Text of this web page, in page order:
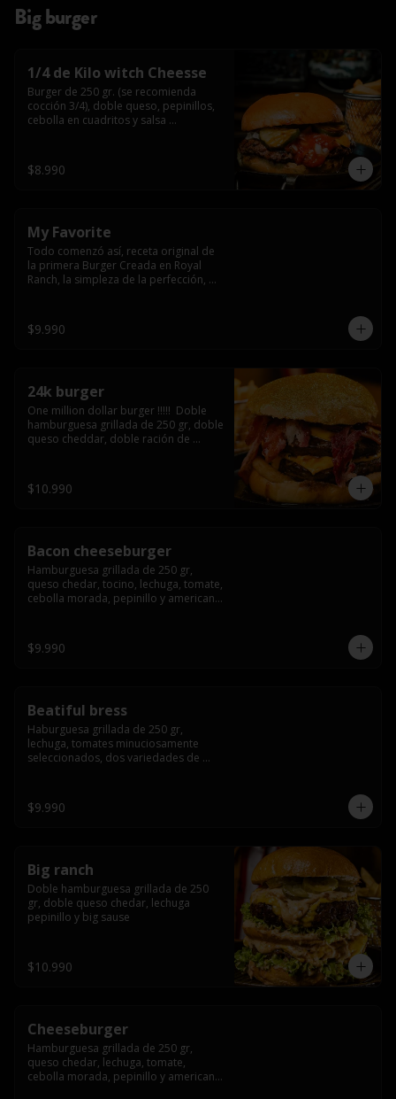
Big burger
1/4 de Kilo witch Cheesse
Burger de 250 gr. (se recomienda
cocción 3/4), doble queso, pepinillos,
cebolla en cuadritos y salsa
$8.990
My Favorite
Todo comenzó así, receta original de
la primera Burger Creada en Royal
Ranch, la simpleza de la perfección,
queso cheddar
$9.990
24k burger
One million dollar burger !!!!!  Doble
hamburguesa grillada de 250 gr, doble
queso cheddar, doble ración de
gold glitter
$10.990
Bacon cheeseburger
Hamburguesa grillada de 250 gr,
queso chedar, tocino, lechuga, tomate,
cebolla morada, pepinillo y american
$9.990
Beatiful bress
Haburguesa grillada de 250 gr,
lechuga, tomates minuciosamente
seleccionados, dos variedades de
lentamente en el grill, para finalizar
todo con una envolvente salsa cristal
$9.990
Big ranch
Doble hamburguesa grillada de 250
gr, doble queso chedar, lechuga
pepinillo y big sause
$10.990
Cheeseburger
Hamburguesa grillada de 250 gr,
queso chedar, lechuga, tomate,
cebolla morada, pepinillo y american